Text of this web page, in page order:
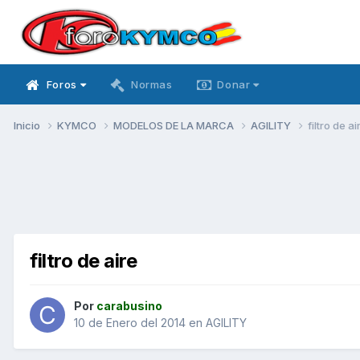
Foros Normas Donar
Inicio KYMCO MODELOS DE LA MARCA AGILITY filtro de
filtro de aire
Por carabusino
10 de Enero del 2014 en AGILITY